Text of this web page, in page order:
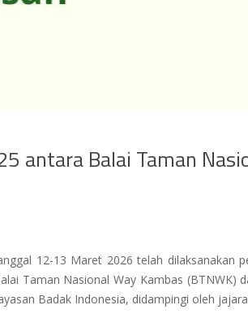
antara Balai Taman
12-13 Maret 2026 telah dilaksanakan
Taman Nasional Way Kambas (BTNWK)
Badak Indonesia, didampingi oleh